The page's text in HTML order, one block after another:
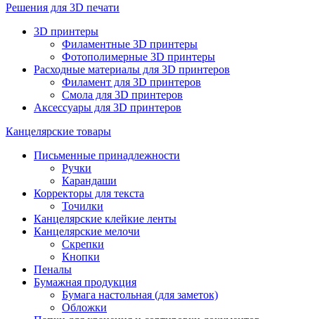
Решения для 3D печати
3D принтеры
Филаментные 3D принтеры
Фотополимерные 3D принтеры
Расходные материалы для 3D принтеров
Филамент для 3D принтеров
Смола для 3D принтеров
Аксессуары для 3D принтеров
Канцелярские товары
Письменные принадлежности
Ручки
Карандаши
Корректоры для текста
Точилки
Канцелярские клейкие ленты
Канцелярские мелочи
Скрепки
Кнопки
Пеналы
Бумажная продукция
Бумага настольная (для заметок)
Обложки